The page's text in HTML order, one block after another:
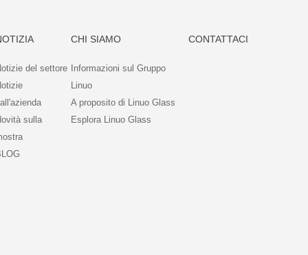
del settore
sulla
CHI SIAMO
Informazioni sul Gruppo
Linuo
A proposito di Linuo Glass
Esplora Linuo Glass
CONTATTACI